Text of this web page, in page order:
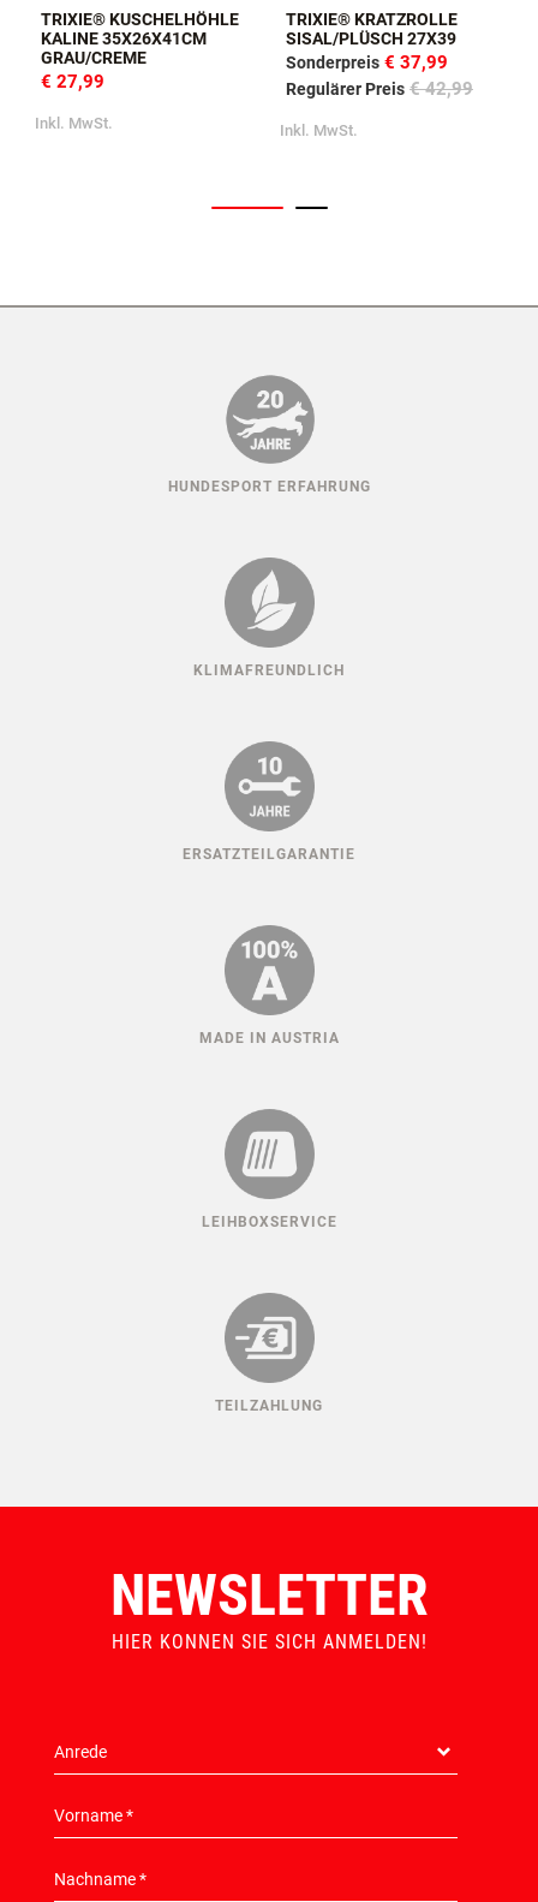
TRIXIE® KUSCHELHÖHLE
KALINE 35X26X41CM
GRAU/CREME
€ 27,99
Inkl. MwSt.
TRIXIE® KRATZROLLE
SISAL/PLÜSCH 27X39
Sonderpreis € 37,99
Regulärer Preis € 42,99
Inkl. MwSt.
HUNDESPORT ERFAHRUNG
KLIMAFREUNDLICH
ERSATZTEILGARANTIE
MADE IN AUSTRIA
LEIHBOXSERVICE
TEILZAHLUNG
NEWSLETTER
HIER KONNEN SIE SICH ANMELDEN!